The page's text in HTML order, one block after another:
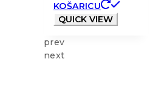
KOŠARICU
QUICK VIEW
prev
next